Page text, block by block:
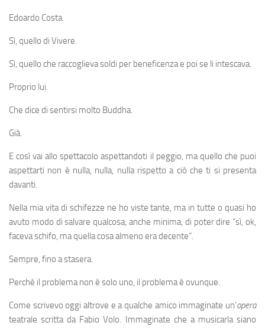
Edoardo Costa.
Sì, quello di Vivere.
Sì, quello che raccoglieva soldi per beneficenza e poi se li intescava.
Proprio lui.
Che dice di sentirsi molto Buddha.
Già.
E così vai allo spettacolo aspettandoti il peggio, ma quello che puoi
aspettarti non è nulla, nulla, nulla rispetto a ciò che ti si presenta
davanti.
Nella mia vita di schifezze ne ho viste tante, ma in tutte o quasi ho
avuto modo di salvare qualcosa, anche minima, di poter dire “sì, ok,
faceva schifo, ma quella cosa almeno era decente”.
Sempre, fino a stasera.
Perché il problema non è solo uno, il problema è ovunque.
Come scrivevo oggi altrove e a qualche amico immaginate un’opera
teatrale scritta da Fabio Volo. Immaginate che a musicarla siano